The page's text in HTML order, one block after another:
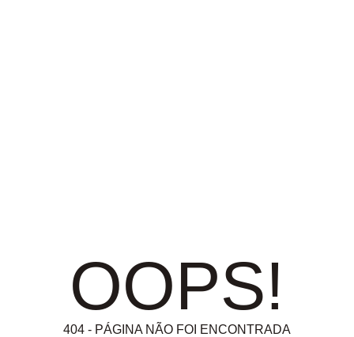
OOPS!
404 - PÁGINA NÃO FOI ENCONTRADA